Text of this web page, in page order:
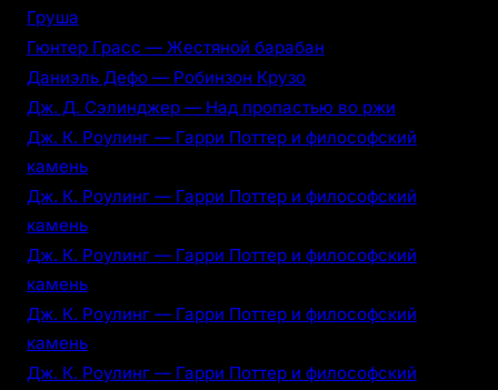
Груша
Гюнтер Грасс — Жестяной барабан
Даниэль Дефо — Робинзон Крузо
Дж. Д. Сэлинджер — Над пропастью во ржи
Дж. К. Роулинг — Гарри Поттер и философский
камень
Дж. К. Роулинг — Гарри Поттер и философский
камень
Дж. К. Роулинг — Гарри Поттер и философский
камень
Дж. К. Роулинг — Гарри Поттер и философский
камень
Дж. К. Роулинг — Гарри Поттер и философский